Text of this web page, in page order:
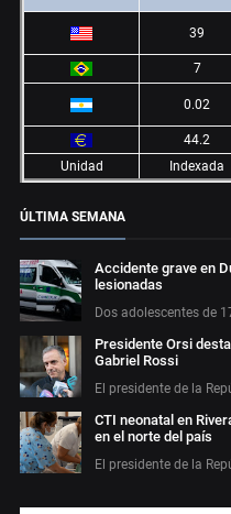
39
7
0.02
44.2
Unidad
Indexada
ÚLTIMA SEMANA
Accidente grave en
lesionadas
Dos adolescentes de
Presidente Orsi
Gabriel Rossi
El presidente de la
CTI neonatal en
en el norte del país
El presidente de la